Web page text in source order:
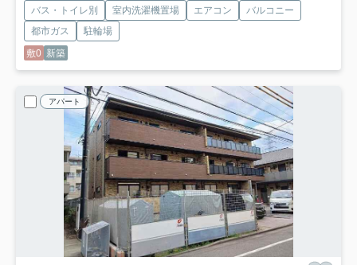
バス・トイレ別 室内洗濯機置場 エアコン
バルコニー
都市ガス
駐輪場
敷0 新築
アパート